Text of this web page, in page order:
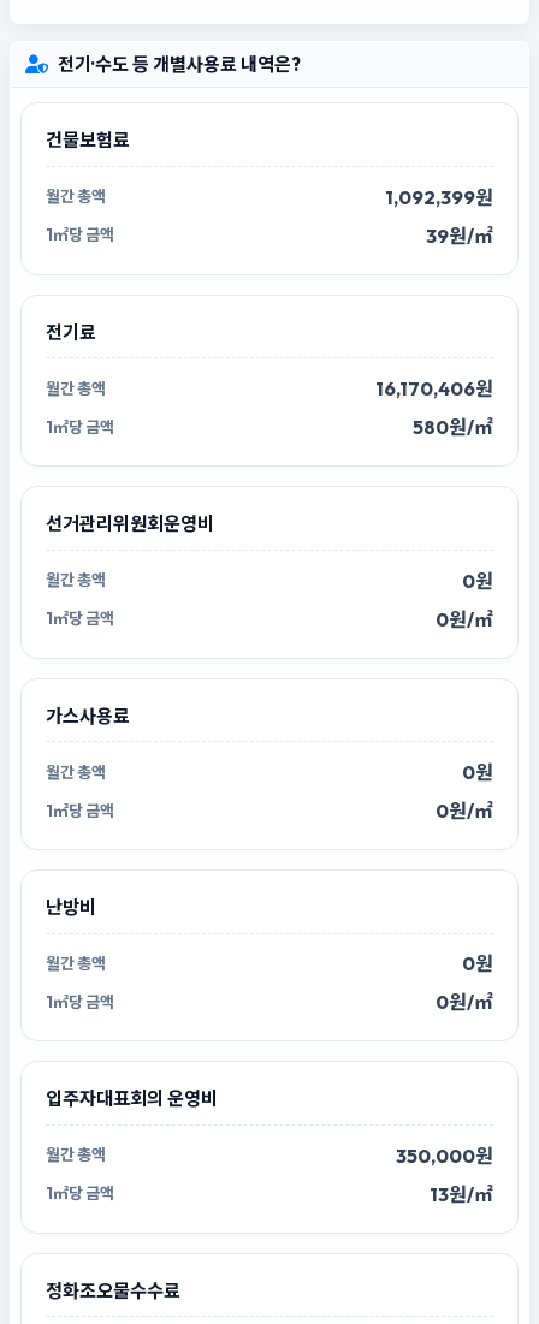
전기·수도 등 개별사용료 내역은?
건물보험료
1,092,399원
39원/㎡
전기료
16,170,406원
580원/㎡
선거관리위원회운영비
0원
0원/㎡
가스사용료
0원
0원/㎡
난방비
0원
0원/㎡
입주자대표회의 운영비
350,000원
13원/㎡
정화조오물수수료